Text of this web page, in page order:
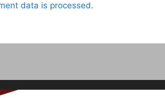
data is processed.